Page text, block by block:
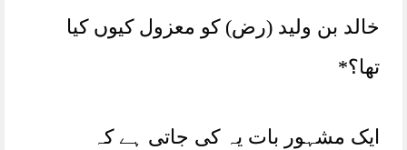
خالد بن ولید (رض) کو معزول کیوں کیا
تھا؟*
ایک مشہور بات یہ کی جاتی ہے کہ